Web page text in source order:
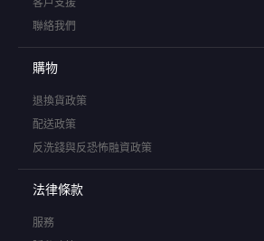
聯絡我們
購物
退換貨政策
配送政策
反洗錢與反恐怖融資政策
法律條款
服務